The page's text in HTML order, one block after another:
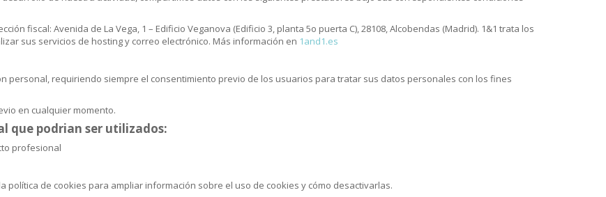
fiscal: Avenida de La Vega, 1 – Edificio Veganova (Edificio 3, planta 5o puerta C), 28108, Alcobendas (Madrid). 1&1 trata los
sus servicios de hosting y correo electrónico. Más información en 1and1.es
personal, requiriendo siempre el consentimiento previo de los usuarios para tratar sus datos personales con los fines
en cualquier momento.
que podrian ser utilizados:
profesional
política de cookies para ampliar información sobre el uso de cookies y cómo desactivarlas.